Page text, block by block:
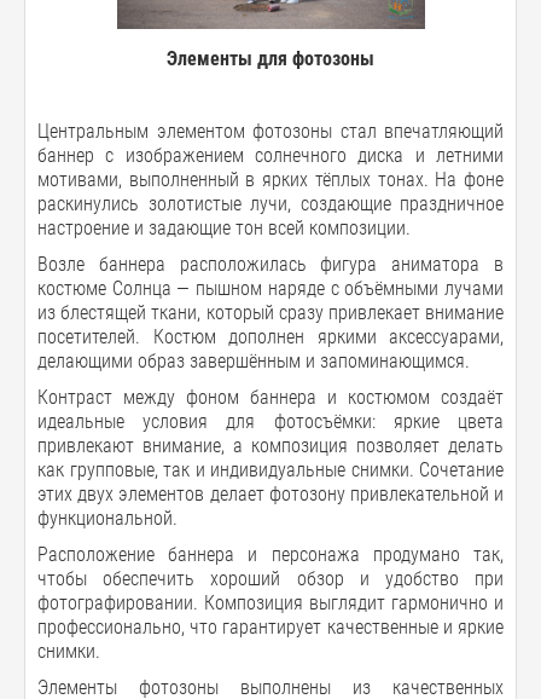
Элементы для фотозоны
Центральным элементом фотозоны стал впечатляющий
баннер с изображением солнечного диска и летними
мотивами, выполненный в ярких тёплых тонах. На фоне
раскинулись золотистые лучи, создающие праздничное
настроение и задающие тон всей композиции.
Возле баннера расположилась фигура аниматора в
костюме Солнца — пышном наряде с объёмными лучами
из блестящей ткани, который сразу привлекает внимание
посетителей. Костюм дополнен яркими аксессуарами,
делающими образ завершённым и запоминающимся.
Контраст между фоном баннера и костюмом создаёт
идеальные условия для фотосъёмки: яркие цвета
привлекают внимание, а композиция позволяет делать
как групповые, так и индивидуальные снимки. Сочетание
этих двух элементов делает фотозону привлекательной и
функциональной.
Расположение баннера и персонажа продумано так,
чтобы обеспечить хороший обзор и удобство при
фотографировании. Композиция выглядит гармонично и
профессионально, что гарантирует качественные и яркие
снимки.
Элементы фотозоны выполнены из качественных